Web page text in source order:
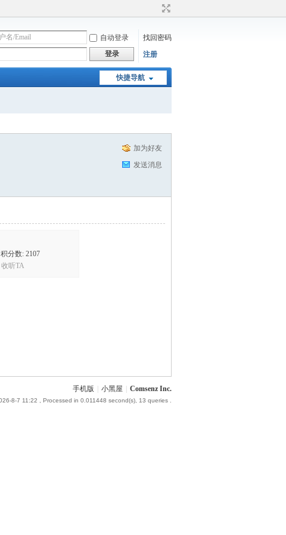
自动登录
找回密码
登录 注册
快捷导航
加为好友
发送消息
分数: 2107
收听TA
手机版 小黑屋 Comsenz Inc.
8-7 11:22 , Processed in 0.011448 second(s), 13 queries .